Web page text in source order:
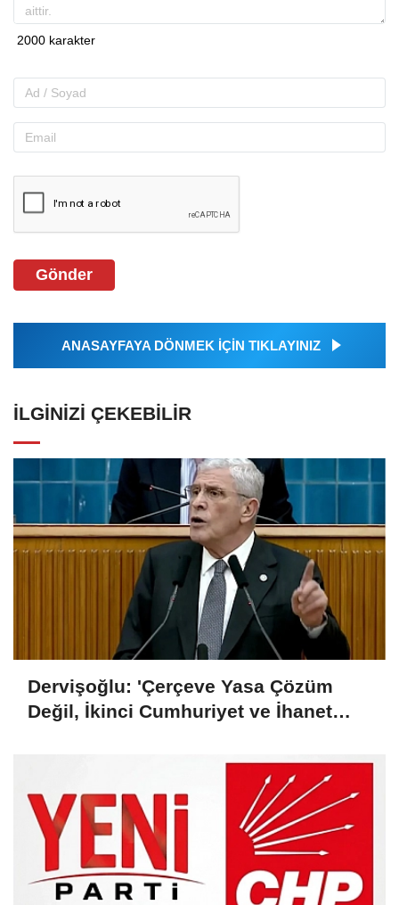
Gönder
ANASAYFAYA DÖNMEK İÇİN TIKLAYINIZ
İLGINIZI ÇEKEBILIR
Dervişoğlu: 'Çerçeve Yasa Çözüm
Değil, İkinci Cumhuriyet ve İhanet